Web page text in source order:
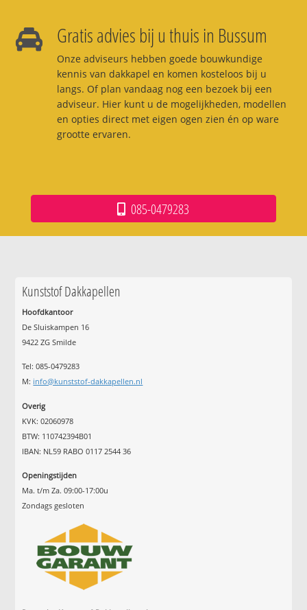
Gratis advies bij u thuis in Bussum
Onze adviseurs hebben goede bouwkundige
kennis van dakkapel en komen kosteloos bij u
langs. Of plan vandaag nog een bezoek bij een
adviseur. Hier kunt u de mogelijkheden, modellen
en opties direct met eigen ogen zien én op ware
grootte ervaren.
085-0479283
Kunststof Dakkapellen
Hoofdkantoor
De Sluiskampen 16
9422 ZG Smilde
Tel: 085-0479283
M: info@kunststof-dakkapellen.nl
Overig
KVK: 02060978
BTW: 110742394B01
IBAN: NL59 RABO 0117 2544 36
Openingstijden
Ma. t/m Za. 09:00-17:00u
Zondags gesloten